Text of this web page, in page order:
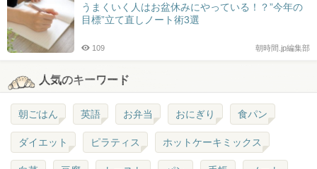
うまくいく人はお盆休みにやっている！？”今年の
目標”立て直しノート術3選
朝時間.jp編集部
109
人気のキーワード
朝ごはん 英語 お弁当 おにぎり 食パン
ダイエット ピラティス ホットケーキミックス